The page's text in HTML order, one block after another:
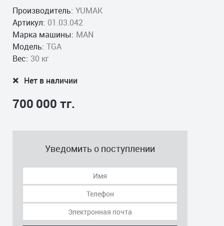
Производитель: YUMAK
Артикул: 01.03.042
Марка машины: MAN
Модель: TGA
Вес: 30 кг
Нет в наличии
700 000 тг.
Уведомить о поступлении